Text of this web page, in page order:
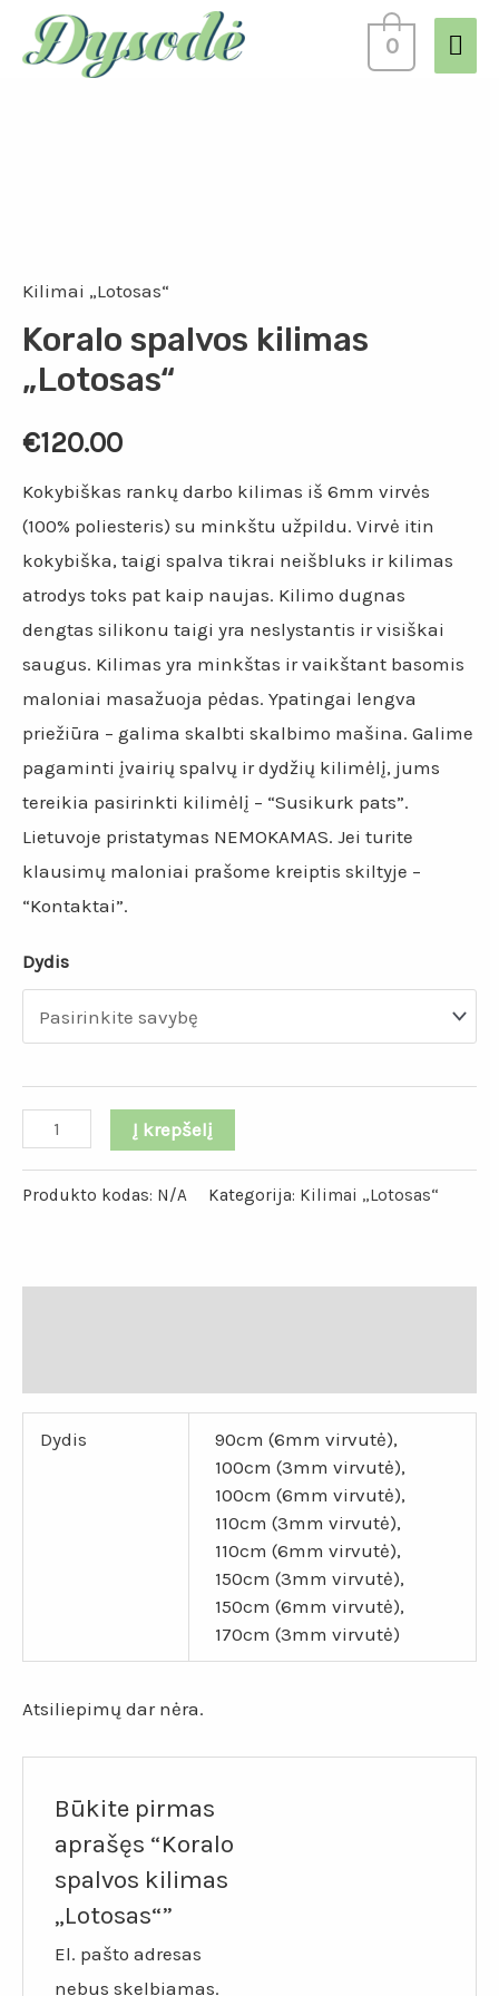
0
Kilimai „Lotosas“
Koralo spalvos kilimas
„Lotosas“
€120.00
Kokybiškas rankų darbo kilimas iš 6mm virvės
(100% poliesteris) su minkštu užpildu. Virvė itin
kokybiška, taigi spalva tikrai neišbluks ir kilimas
atrodys toks pat kaip naujas. Kilimo dugnas
dengtas silikonu taigi yra neslystantis ir visiškai
saugus. Kilimas yra minkštas ir vaikštant basomis
maloniai masažuoja pėdas. Ypatingai lengva
priežiūra – galima skalbti skalbimo mašina. Galime
pagaminti įvairių spalvų ir dydžių kilimėlį, jums
tereikia pasirinkti kilimėlį – “Susikurk pats”.
Lietuvoje pristatymas NEMOKAMAS. Jei turite
klausimų maloniai prašome kreiptis skiltyje –
“Kontaktai”.
Dydis
Į krepšelį
Produkto kodas: N/A Kategorija: Kilimai „Lotosas“
Dydis
90cm (6mm virvutė),
100cm (3mm virvutė),
100cm (6mm virvutė),
110cm (3mm virvutė),
110cm (6mm virvutė),
150cm (3mm virvutė),
150cm (6mm virvutė),
170cm (3mm virvutė)
Atsiliepimų dar nėra.
Būkite pirmas
aprašęs “Koralo
spalvos kilimas
„Lotosas“”
El. pašto adresas
nebus skelbiamas.